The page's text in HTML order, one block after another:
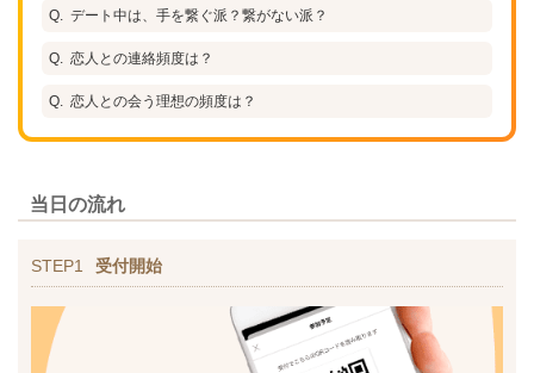
デート中は、手を繋ぐ派？繋がない派？
恋人との連絡頻度は？
恋人との会う理想の頻度は？
当日の流れ
STEP1 受付開始